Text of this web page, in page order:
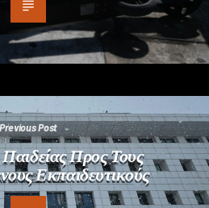
Previous Post
Παιδείας Προς Τους
Εκπαιδευτικούς